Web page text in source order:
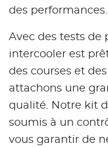
des performances.
Avec des tests de
intercooler est
des courses et
attachons une
qualité. Notre kit
soumis à un
vous garantir de